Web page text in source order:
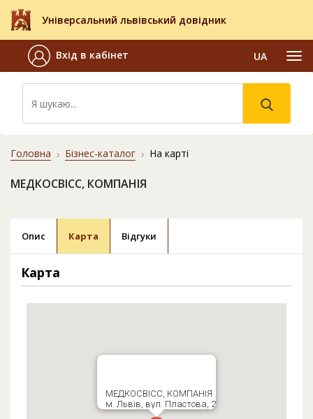
Універсальний львівський довідник
Вхід в кабінет UA
Головна Бізнес-каталог На карті
МЕДКОСВІСС, КОМПАНІЯ
Опис Карта Відгуки
Карта
МЕДКОСВІСС, КОМПАНІЯ
м. Львів, вул. Пластова, 2